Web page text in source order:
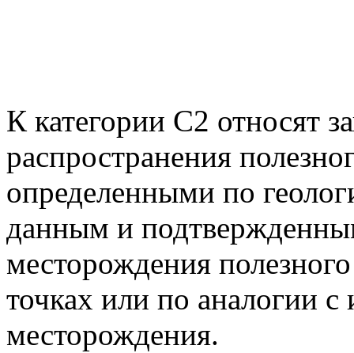
К категории С2 относят
распространения
определенными по
данным и
месторождения
точках или по аналогии
месторождения.